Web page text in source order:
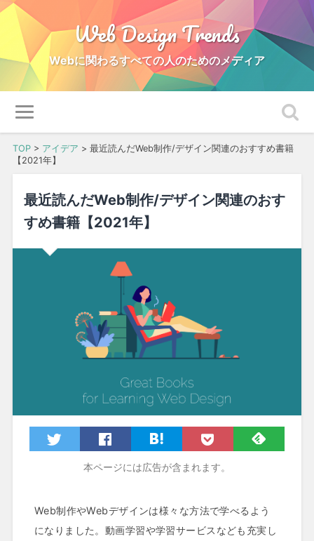
Web Design Trends
Webに関わるすべての人のためのメディア
TOP> アイデア > 最近読んだWeb制作/デザイン関連のおすすめ書籍
【2021年】
最近読んだWeb制作/デザイン関連のおす
すめ書籍【2021年】
本ページには広告が含まれます。
Web制作やWebデザインは様々な方法で学べるよう
になりました。動画学習や学習サービスなども充実し